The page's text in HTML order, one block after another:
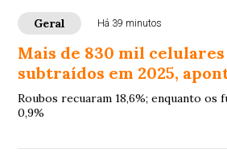
Geral Há 39 minutos
Mais de 830 mil
subtraídos em 2025,
Roubos recuaram 18,6%; enquanto os
0,9%